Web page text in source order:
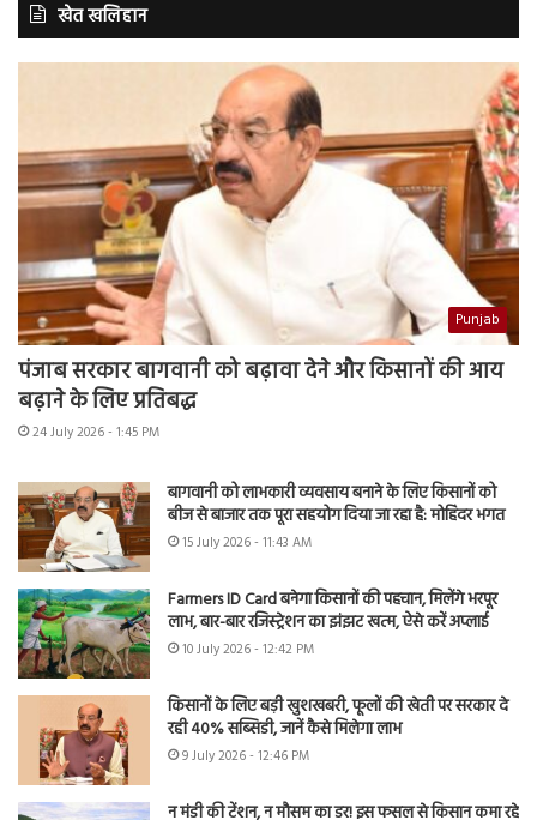
खेत खलिहान
Punjab
पंजाब सरकार बागवानी को बढ़ावा देने और किसानों की आय
बढ़ाने के लिए प्रतिबद्ध
24 July 2026 - 1:45 PM
बागवानी को लाभकारी व्यवसाय बनाने के लिए किसानों को
बीज से बाजार तक पूरा सहयोग दिया जा रहा है: मोहिंदर भगत
15 July 2026 - 11:43 AM
Farmers ID Card बनेगा किसानों की पहचान, मिलेंगे भरपूर
लाभ, बार-बार रजिस्ट्रेशन का झंझट खत्म, ऐसे करें अप्लाई
10 July 2026 - 12:42 PM
किसानों के लिए बड़ी खुशखबरी, फूलों की खेती पर सरकार दे
रही 40% सब्सिडी, जानें कैसे मिलेगा लाभ
9 July 2026 - 12:46 PM
न मंडी की टेंशन, न मौसम का डर! इस फसल से किसान कमा रहे